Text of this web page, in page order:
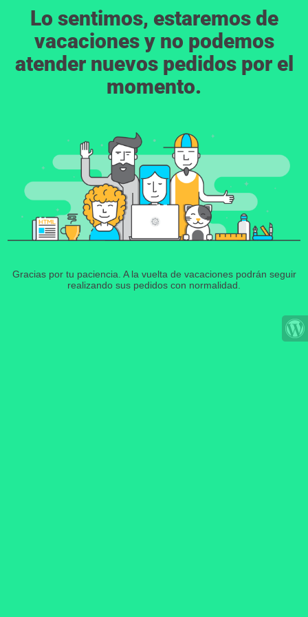
Lo sentimos, estaremos de
vacaciones y no podemos
atender nuevos pedidos por el
momento.
Gracias por tu paciencia. A la vuelta de vacaciones podrán seguir
realizando sus pedidos con normalidad.